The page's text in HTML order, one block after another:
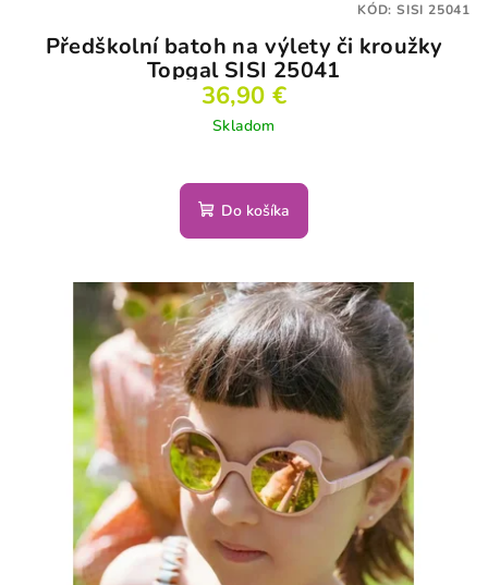
Předškolní batoh na výlety či kroužky
Topgal SISI 25041
36,90 €
Skladom
Do košíka
KÓD: SISI 25041